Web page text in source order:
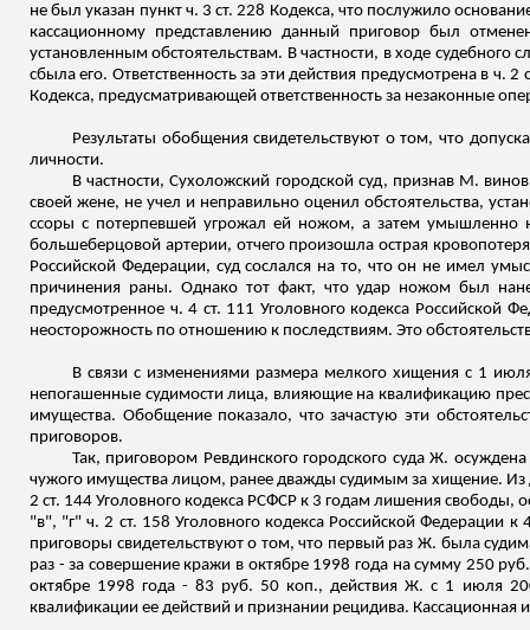
не был указан пункт ч. 3 ст. 228 Кодекса, что послужило
кассационному представлению данный приговор был
установленным обстоятельствам. В частности, в ходе
сбыла его. Ответственность за эти действия предусмотрена в ч.
Кодекса, предусматривающей ответственность за незаконные
Результаты обобщения свидетельствуют о том, что
личности.
В частности, Сухоложский городской суд, признав М.
своей жене, не учел и неправильно оценил обстоятельства,
ссоры с потерпевшей угрожал ей ножом, а затем умышленно
большеберцовой артерии, отчего произошла острая
Российской Федерации, суд сослался на то, что он не имел
причинения раны. Однако тот факт, что удар ножом был
предусмотренное ч. 4 ст. 111 Уголовного кодекса
неосторожность по отношению к последствиям. Это
В связи с изменениями размера мелкого хищения с 1
непогашенные судимости лица, влияющие на квалификацию
имущества. Обобщение показало, что зачастую эти
приговоров.
Так, приговором Ревдинского городского суда Ж.
чужого имущества лицом, ранее дважды судимым за хищение. Из
2 ст. 144 Уголовного кодекса РСФСР к 3 годам лишения свободы,
"в", "г" ч. 2 ст. 158 Уголовного кодекса Российской Федерации
приговоры свидетельствуют о том, что первый раз Ж. была
раз - за совершение кражи в октябре 1998 года на сумму 250
октябре 1998 года - 83 руб. 50 коп., действия Ж. с 1 июля
квалификации ее действий и признании рецидива. Кассационная